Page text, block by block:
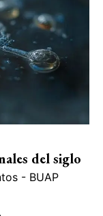
del siglo
- BUAP